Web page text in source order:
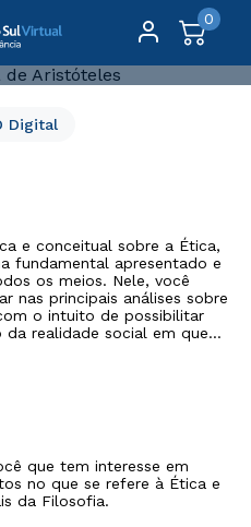
0
sob a
Digital
e conceitual sobre a Ética,
fundamental apresentado e
os meios. Nele, você
nas principais análises sobre
o intuito de possibilitar
realidade social em que
será capaz de aplicar os
que tem interesse em
no que se refere à Ética e
da Filosofia.